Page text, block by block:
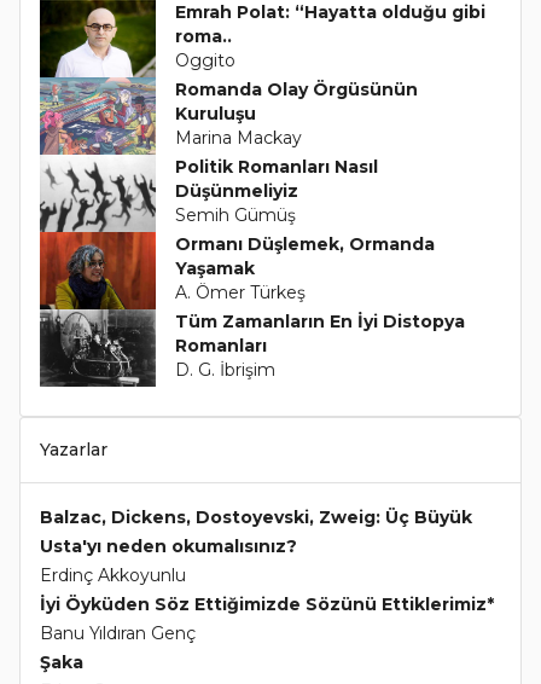
Emrah Polat: “Hayatta olduğu gibi
roma..
Oggito
Romanda Olay Örgüsünün
Kuruluşu
Marina Mackay
Politik Romanları Nasıl
Düşünmeliyiz
Semih Gümüş
Ormanı Düşlemek, Ormanda
Yaşamak
A. Ömer Türkeş
Tüm Zamanların En İyi Distopya
Romanları
D. G. İbrişim
Yazarlar
Balzac, Dickens, Dostoyevski, Zweig: Üç Büyük
Usta'yı neden okumalısınız?
Erdinç Akkoyunlu
İyi Öyküden Söz Ettiğimizde Sözünü Ettiklerimiz*
Banu Yıldıran Genç
Şaka